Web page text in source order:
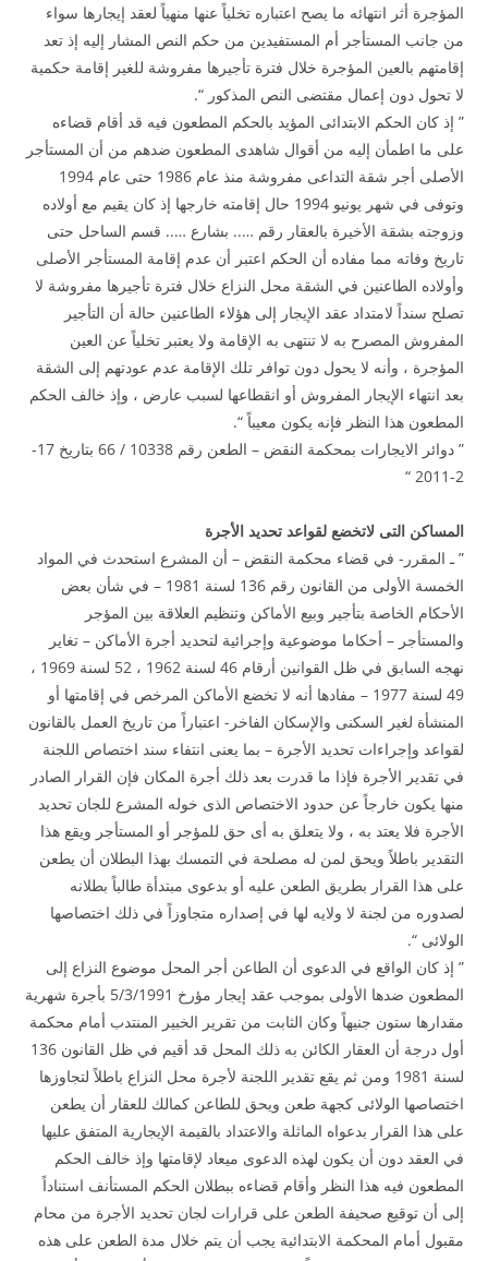
المؤجرة أثر انتهائه ما يصح اعتباره تخلياً عنها منهياً لعقد إيجارها سواء
من جانب المستأجر أم المستفيدين من حكم النص المشار إليه إذ تعد
إقامتهم بالعين المؤجرة خلال فترة تأجيرها مفروشة للغير إقامة حكمية
لا تحول دون إعمال مقتضى النص المذكور “.
” إذ كان الحكم الابتدائى المؤيد بالحكم المطعون فيه قد أقام قضاءه
على ما اطمأن إليه من أقوال شاهدى المطعون ضدهم من أن المستأجر
الأصلى أجر شقة التداعى مفروشة منذ عام 1986 حتى عام 1994
وتوفى في شهر يونيو 1994 حال إقامته خارجها إذ كان يقيم مع أولاده
وزوجته بشقة الأخيرة بالعقار رقم ….. بشارع ….. قسم الساحل حتى
تاريخ وفاته مما مفاده أن الحكم اعتبر أن عدم إقامة المستأجر الأصلى
وأولاده الطاعنين في الشقة محل النزاع خلال فترة تأجيرها مفروشة لا
تصلح سنداً لامتداد عقد الإيجار إلى هؤلاء الطاعنين حالة أن التأجير
المفروش المصرح به لا تنتهى به الإقامة ولا يعتبر تخلياً عن العين
المؤجرة ، وأنه لا يحول دون توافر تلك الإقامة عدم عودتهم إلى الشقة
بعد انتهاء الإيجار المفروش أو انقطاعها لسبب عارض ، وإذ خالف الحكم
المطعون هذا النظر فإنه يكون معيباً “.
” دوائر الايجارات بمحكمة النقض – الطعن رقم 10338 / 66 بتاريخ 17-
2-2011 “
المساكن التى لاتخضع لقواعد تحديد الأجرة
” ـ المقرر- في قضاء محكمة النقض – أن المشرع استحدث في المواد
الخمسة الأولى من القانون رقم 136 لسنة 1981 – في شأن بعض
الأحكام الخاصة بتأجير وبيع الأماكن وتنظيم العلاقة بين المؤجر
والمستأجر – أحكاما موضوعية وإجرائية لتحديد أجرة الأماكن – تغاير
نهجه السابق في ظل القوانين أرقام 46 لسنة 1962 ، 52 لسنة 1969 ،
49 لسنة 1977 – مفادها أنه لا تخضع الأماكن المرخص في إقامتها أو
المنشأة لغير السكنى والإسكان الفاخر- اعتباراً من تاريخ العمل بالقانون
لقواعد وإجراءات تحديد الأجرة – بما يعنى انتفاء سند اختصاص اللجنة
في تقدير الأجرة فإذا ما قدرت بعد ذلك أجرة المكان فإن القرار الصادر
منها يكون خارجاً عن حدود الاختصاص الذى خوله المشرع للجان تحديد
الأجرة فلا يعتد به ، ولا يتعلق به أى حق للمؤجر أو المستأجر ويقع هذا
التقدير باطلاً ويحق لمن له مصلحة في التمسك بهذا البطلان أن يطعن
على هذا القرار بطريق الطعن عليه أو بدعوى مبتدأة طالباً بطلانه
لصدوره من لجنة لا ولايه لها في إصداره متجاوزاً في ذلك اختصاصها
الولائى “.
” إذ كان الواقع في الدعوى أن الطاعن أجر المحل موضوع النزاع إلى
المطعون ضدها الأولى بموجب عقد إيجار مؤرخ 5/3/1991 بأجرة شهرية
مقدارها ستون جنيهاً وكان الثابت من تقرير الخبير المنتدب أمام محكمة
أول درجة أن العقار الكائن به ذلك المحل قد أقيم في ظل القانون 136
لسنة 1981 ومن ثم يقع تقدير اللجنة لأجرة محل النزاع باطلاً لتجاوزها
اختصاصها الولائى كجهة طعن ويحق للطاعن كمالك للعقار أن يطعن
على هذا القرار بدعواه الماثلة والاعتداد بالقيمة الإيجارية المتفق عليها
في العقد دون أن يكون لهذه الدعوى ميعاد لإقامتها وإذ خالف الحكم
المطعون فيه هذا النظر وأقام قضاءه ببطلان الحكم المستأنف استناداً
إلى أن توقيع صحيفة الطعن على قرارات لجان تحديد الأجرة من محام
مقبول أمام المحكمة الابتدائية يجب أن يتم خلال مدة الطعن على هذه